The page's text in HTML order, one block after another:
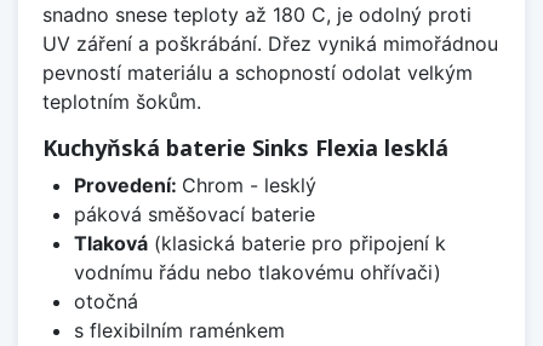
snadno snese teploty až 180 C, je odolný proti
UV záření a poškrábání. Dřez vyniká mimořádnou
pevností materiálu a schopností odolat velkým
teplotním šokům.
Kuchyňská baterie Sinks Flexia lesklá
Provedení: Chrom - lesklý
páková směšovací baterie
Tlaková(klasická baterie pro připojení k
vodnímu řádu nebo tlakovému ohřívači)
otočná
s flexibilním raménkem